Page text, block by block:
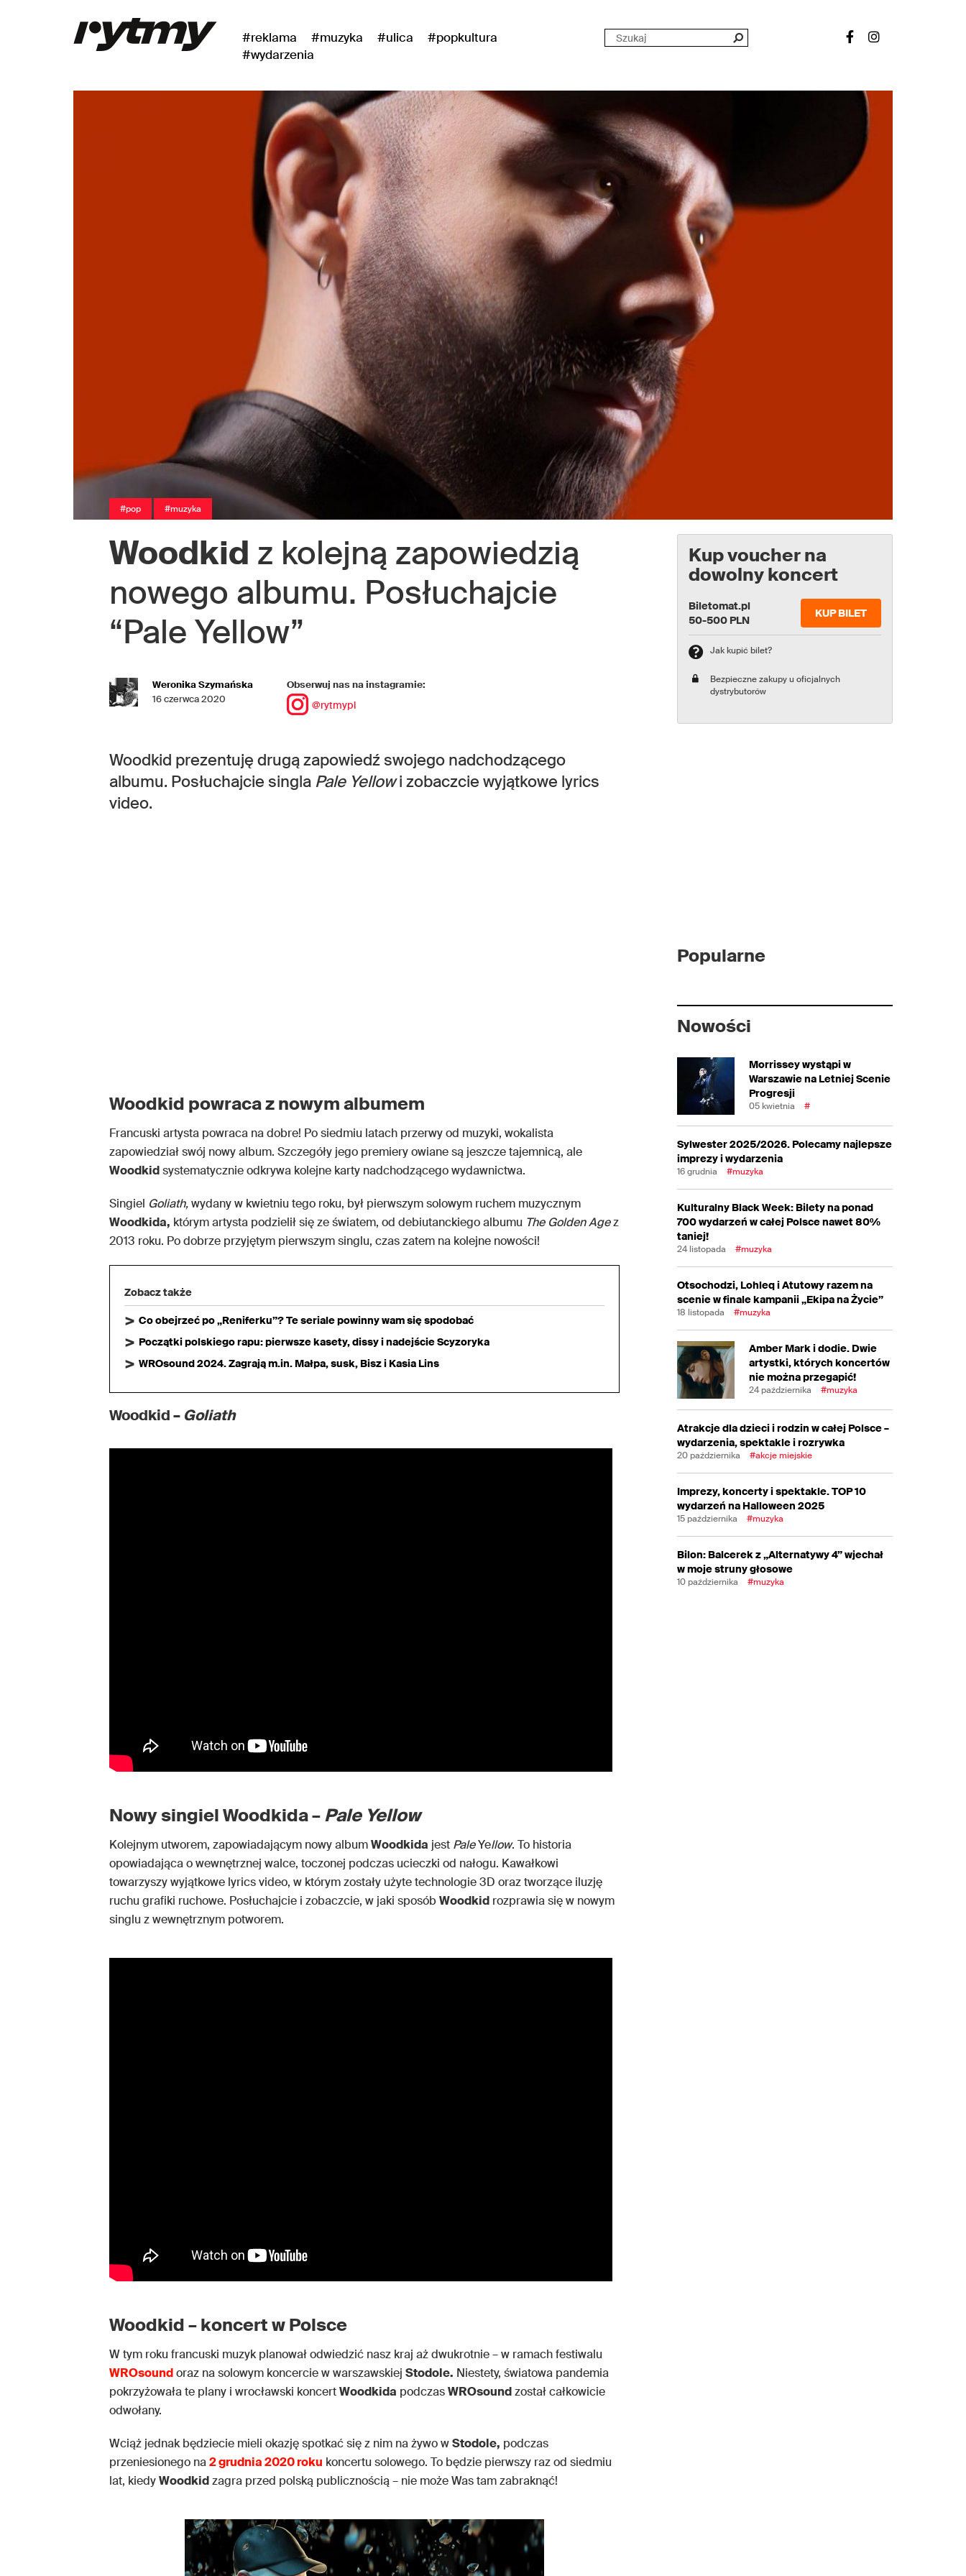
#reklama #muzyka #ulica
#popkultura
#wydarzenia
#pop #muzyka
Woodkid z kolejną zapowiedzią
nowego albumu. Posłuchajcie
“Pale Yellow”
Weronika Szymańska
16 czerwca 2020
Obserwuj nas na instagramie:
@rytmypl
Woodkid prezentuję drugą zapowiedź swojego nadchodzącego
albumu. Posłuchajcie singla Pale Yellowi zobaczcie wyjątkowe lyrics
video.
Woodkid powraca z nowym albumem
Francuski artysta powraca na dobre! Po siedmiu latach przerwy od muzyki, wokalista
zapowiedział swój nowy album. Szczegóły jego premiery owiane są jeszcze tajemnicą, ale
Woodkidsystematycznie odkrywa kolejne karty nadchodzącego wydawnictwa.
Singiel Goliath,wydany w kwietniu tego roku, był pierwszym solowym ruchem muzycznym
Woodkida, którym artysta podzielił się ze światem, od debiutanckiego albumu The Golden Agez
2013 roku. Po dobrze przyjętym pierwszym singlu, czas zatem na kolejne nowości!
Zobacz także
Co obejrzeć po „Reniferku”? Te seriale powinny wam się spodobać
Początki polskiego rapu: pierwsze kasety, dissy i nadejście Scyzoryka
WROsound 2024. Zagrają m.in. Małpa, susk, Bisz i Kasia Lins
Woodkid – Goliath
Nowy singiel Woodkida –Pale Yellow
Kolejnym utworem, zapowiadającym nowy albumWoodkida jest PaleYellow. To historia
opowiadająca o wewnętrznej walce, toczonej podczas ucieczki od nałogu. Kawałkowi
towarzyszy wyjątkowe lyrics video, w którym zostały użyte technologie 3D oraz tworzące iluzję
ruchu grafiki ruchowe. Posłuchajcie i zobaczcie, w jaki sposóbWoodkid rozprawia się w nowym
singlu z wewnętrznym potworem.
Woodkid – koncert w Polsce
W tym roku francuski muzyk planował odwiedzić nasz kraj aż dwukrotnie – w ramach festiwalu
WROsoundoraz na solowym koncercie w warszawskiej Stodole. Niestety, światowa pandemia
pokrzyżowała te plany i wrocławski koncertWoodkida podczasWROsoundzostał całkowicie
odwołany.
Wciąż jednak będziecie mieli okazję spotkać się z nim na żywo wStodole, podczas
przeniesionego na2 grudnia 2020 roku koncertu solowego. To będzie pierwszy raz od siedmiu
lat, kiedyWoodkidzagra przed polską publicznością – nie może Was tam zabraknąć!
Kup voucher na
dowolny koncert
Biletomat.pl
50-500 PLN
KUP BILET
Jak kupić bilet?
Bezpieczne zakupy u oficjalnych
dystrybutorów
Popularne
Nowości
Morrissey wystąpi w
Warszawie na Letniej Scenie
Progresji
05 kwietnia #
Sylwester 2025/2026. Polecamy najlepsze
imprezy i wydarzenia
16 grudnia #muzyka
Kulturalny Black Week: Bilety na ponad
700 wydarzeń w całej Polsce nawet 80%
taniej!
24 listopada #muzyka
Otsochodzi, Lohleq i Atutowy razem na
scenie w finale kampanii „Ekipa na Życie”
18 listopada #muzyka
Amber Mark i dodie. Dwie
artystki, których koncertów
nie można przegapić!
24 października #muzyka
Atrakcje dla dzieci i rodzin w całej Polsce –
wydarzenia, spektakle i rozrywka
20 października #akcje miejskie
Imprezy, koncerty i spektakle. TOP 10
wydarzeń na Halloween 2025
15 października #muzyka
Bilon: Balcerek z „Alternatywy 4” wjechał
w moje struny głosowe
10 października #muzyka